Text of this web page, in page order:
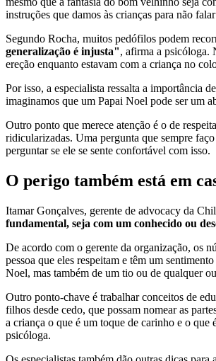
instruções que damos às crianças para não
Segundo Rocha, muitos pedófilos podem
generalização é injusta", afirma a psicóloga.
ereção enquanto estavam com a criança no
Por isso, a especialista ressalta a importância
imaginamos que um Papai Noel pode ser um
Outro ponto que merece atenção é o de
ridicularizadas. Uma pergunta que sempre
perguntar se ele se sente confortável com isso.
O perigo também está em
Itamar Gonçalves, gerente de advocacy da
fundamental, seja com um conhecido ou
De acordo com o gerente da organização, os
pessoa que eles respeitam e têm um
Noel, mas também de um tio ou de qualquer
Outro ponto-chave é trabalhar conceitos de
filhos desde cedo, que possam nomear as
a criança o que é um toque de carinho e o que
psicóloga.